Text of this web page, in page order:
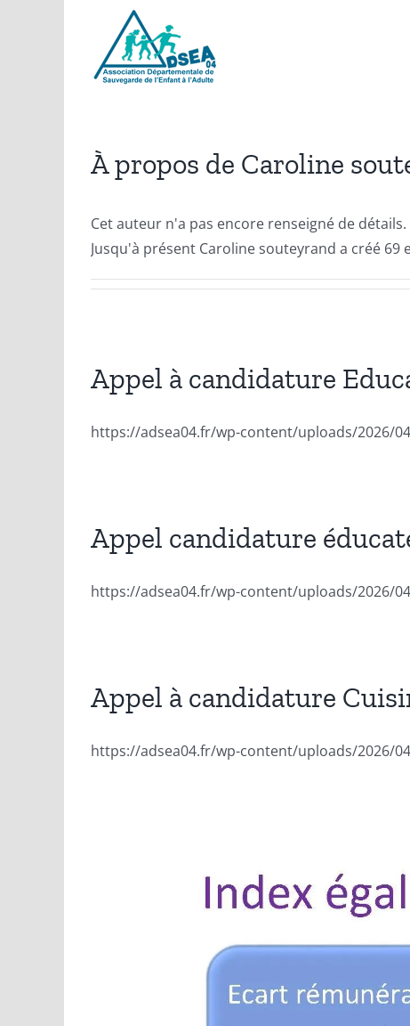
À propos de Caroline
Cet auteur n'a pas encore renseigné de détails.
Jusqu'à présent Caroline souteyrand a créé 69
Appel à candidature
https://adsea04.fr/wp-content/uploads/2026/
Appel candidature
https://adsea04.fr/wp-content/uploads/2026/
Appel à candidature
https://adsea04.fr/wp-content/uploads/2026/